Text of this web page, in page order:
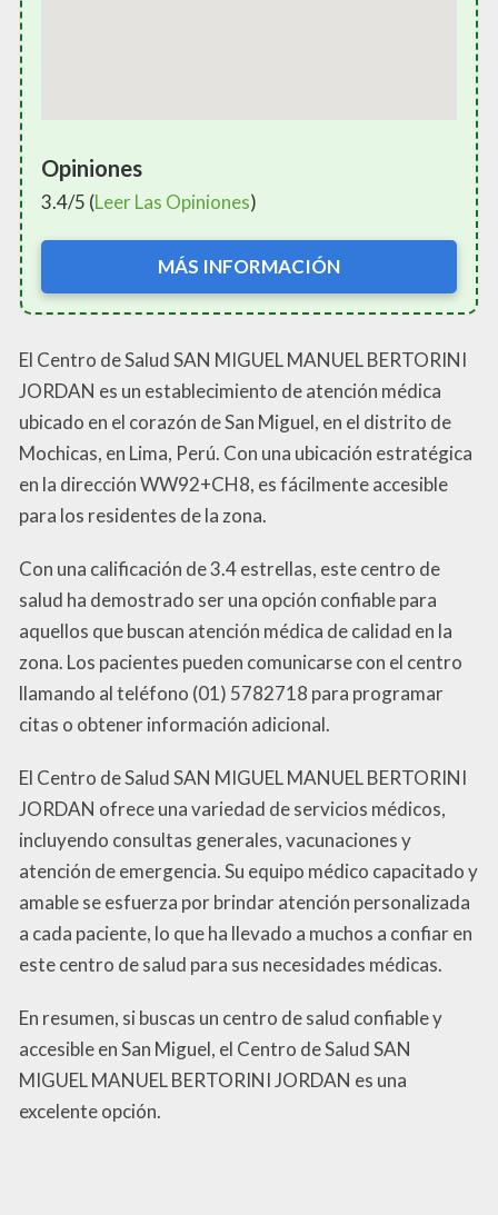
Opiniones
3.4/5 (Leer Las Opiniones)
MÁS INFORMACIÓN
El Centro de Salud SAN MIGUEL MANUEL BERTORINI
JORDAN es un establecimiento de atención médica
ubicado en el corazón de San Miguel, en el distrito de
Mochicas, en Lima, Perú. Con una ubicación estratégica
en la dirección WW92+CH8, es fácilmente accesible
para los residentes de la zona.
Con una calificación de 3.4 estrellas, este centro de
salud ha demostrado ser una opción confiable para
aquellos que buscan atención médica de calidad en la
zona. Los pacientes pueden comunicarse con el centro
llamando al teléfono (01) 5782718 para programar
citas o obtener información adicional.
El Centro de Salud SAN MIGUEL MANUEL BERTORINI
JORDAN ofrece una variedad de servicios médicos,
incluyendo consultas generales, vacunaciones y
atención de emergencia. Su equipo médico capacitado y
amable se esfuerza por brindar atención personalizada
a cada paciente, lo que ha llevado a muchos a confiar en
este centro de salud para sus necesidades médicas.
En resumen, si buscas un centro de salud confiable y
accesible en San Miguel, el Centro de Salud SAN
MIGUEL MANUEL BERTORINI JORDAN es una
excelente opción.